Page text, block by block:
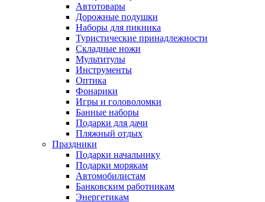
Автотовары
Дорожные подушки
Наборы для пикника
Туристические принадлежности
Складные ножи
Мультитулы
Инструменты
Оптика
Фонарики
Игры и головоломки
Банные наборы
Подарки для дачи
Пляжный отдых
Праздники
Подарки начальнику
Подарки морякам
Автомобилистам
Банковским работникам
Энергетикам